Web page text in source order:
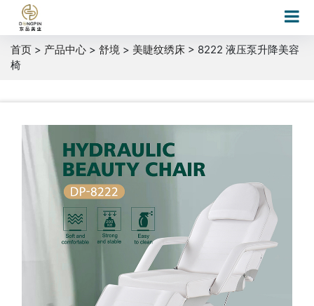
首页 > 产品中心 > 舒境 > 美睫纹绣床 > 8222 液压泵升降美容
椅